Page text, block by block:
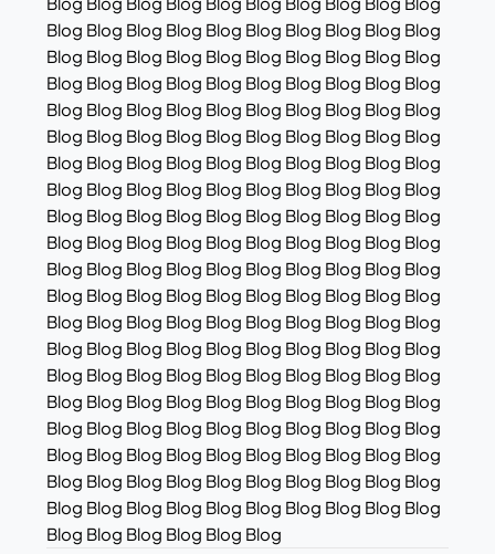
Blog Blog Blog Blog Blog Blog Blog Blog Blog Blog
Blog Blog Blog Blog Blog Blog Blog Blog Blog Blog
Blog Blog Blog Blog Blog Blog Blog Blog Blog Blog
Blog Blog Blog Blog Blog Blog Blog Blog Blog Blog
Blog Blog Blog Blog Blog Blog Blog Blog Blog Blog
Blog Blog Blog Blog Blog Blog Blog Blog Blog Blog
Blog Blog Blog Blog Blog Blog Blog Blog Blog Blog
Blog Blog Blog Blog Blog Blog Blog Blog Blog Blog
Blog Blog Blog Blog Blog Blog Blog Blog Blog Blog
Blog Blog Blog Blog Blog Blog Blog Blog Blog Blog
Blog Blog Blog Blog Blog Blog Blog Blog Blog Blog
Blog Blog Blog Blog Blog Blog Blog Blog Blog Blog
Blog Blog Blog Blog Blog Blog Blog Blog Blog Blog
Blog Blog Blog Blog Blog Blog Blog Blog Blog Blog
Blog Blog Blog Blog Blog Blog Blog Blog Blog Blog
Blog Blog Blog Blog Blog Blog Blog Blog Blog Blog
Blog Blog Blog Blog Blog Blog Blog Blog Blog Blog
Blog Blog Blog Blog Blog Blog Blog Blog Blog Blog
Blog Blog Blog Blog Blog Blog Blog Blog Blog Blog
Blog Blog Blog Blog Blog Blog